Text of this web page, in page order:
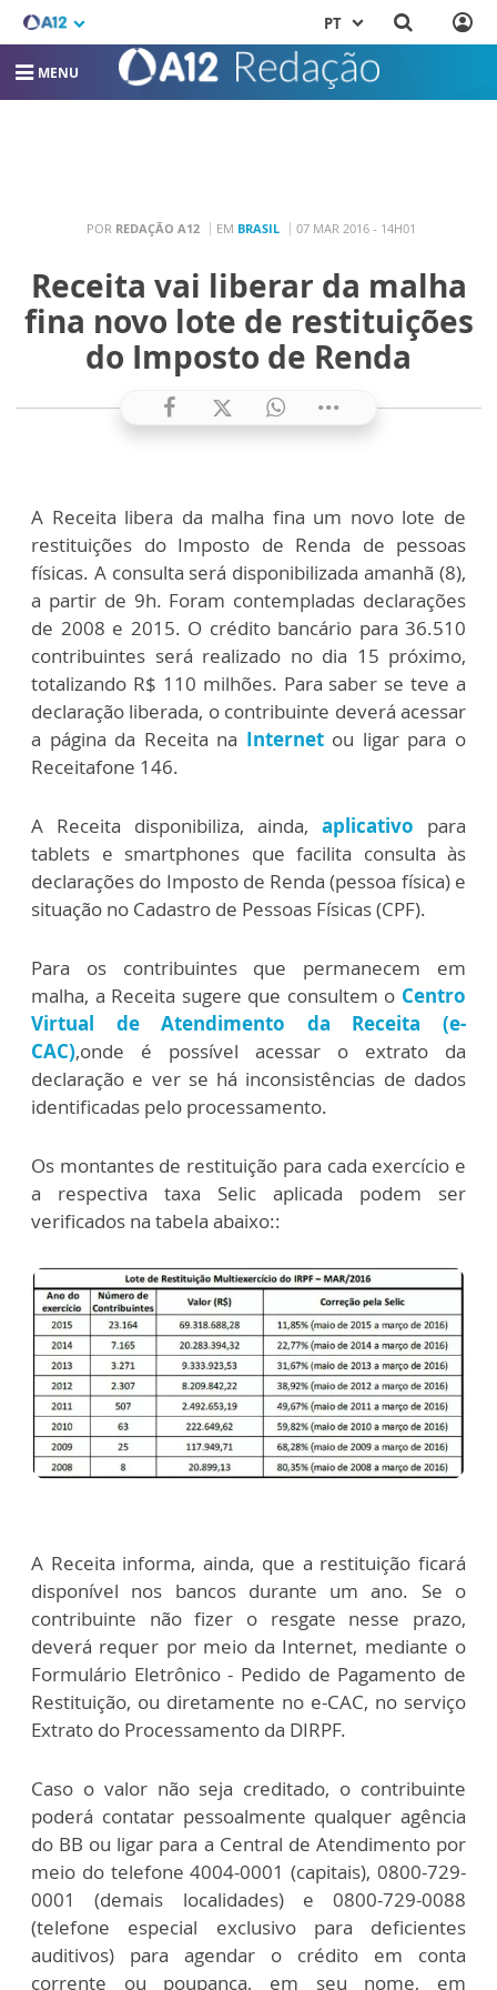
PT
MENU
POR REDAÇÃO A12 EM BRASIL 07 MAR 2016 - 14H01
Receita vai liberar da malha
fina novo lote de restituições
do Imposto de Renda
A Receita libera da malha fina um novo lote de
restituições do Imposto de Renda de pessoas
físicas. A consulta será disponibilizada amanhã (8),
a partir de 9h. Foram contempladas declarações
de 2008 e 2015. O crédito bancário para 36.510
contribuintes será realizado no dia 15 próximo,
totalizando R$ 110 milhões. Para saber se teve a
declaração liberada, o contribuinte deverá acessar
a página da Receita na Internetou ligar para o
Receitafone 146.
A Receita disponibiliza, ainda, aplicativo para
tablets e smartphones que facilita consulta às
declarações do Imposto de Renda (pessoa física) e
situação no Cadastro de Pessoas Físicas (CPF).
Para os contribuintes que permanecem em
malha, a Receita sugere que consultem o Centro
Virtual de Atendimento da Receita (e-
CAC),onde é possível acessar o extrato da
declaração e ver se há inconsistências de dados
identificadas pelo processamento.
Os montantes de restituição para cada exercício e
a respectiva taxa Selic aplicada podem ser
verificados na tabela abaixo::
A Receita informa, ainda, que a restituição ficará
disponível nos bancos durante um ano. Se o
contribuinte não fizer o resgate nesse prazo,
deverá requer por meio da Internet, mediante o
Formulário Eletrônico - Pedido de Pagamento de
Restituição, ou diretamente no e-CAC, no serviço
Extrato do Processamento da DIRPF.
Caso o valor não seja creditado, o contribuinte
poderá contatar pessoalmente qualquer agência
do BB ou ligar para a Central de Atendimento por
meio do telefone 4004-0001 (capitais), 0800-729-
0001 (demais localidades) e 0800-729-0088
(telefone especial exclusivo para deficientes
auditivos) para agendar o crédito em conta
corrente ou poupança, em seu nome, em